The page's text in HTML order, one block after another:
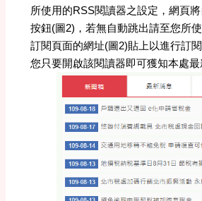
所使用的RSS閱讀器之設定，網頁
按鈕(圖2)，若無自動跳出請至您所
訂閱頁面的網址(圖2)貼上以進行訂
您只要開啟該閱讀器即可獲知本處最